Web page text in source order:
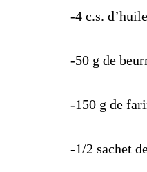
-4 c.s.
-50 g de
-150 g de
-1/2 sachet